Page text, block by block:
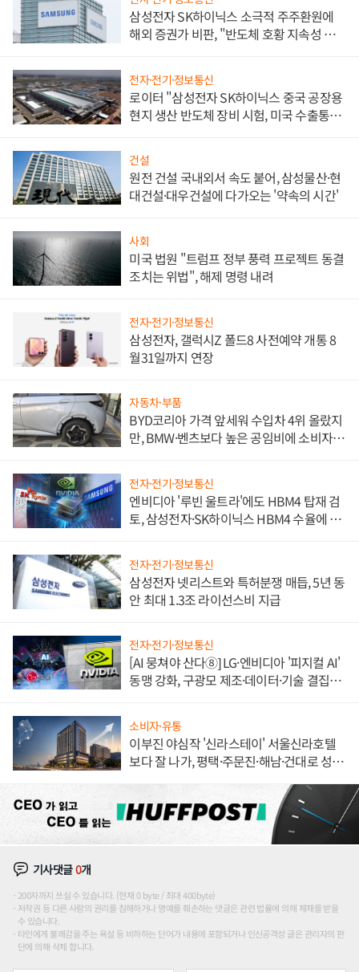
삼성전자 SK하이닉스 소극적 주주환원에
해외 증권가 비판, "반도체 호황 지속성 의
전자·전기·정보통신
로이터 "삼성전자 SK하이닉스 중국 공장용
현지 생산 반도체 장비 시험, 미국 수출통제
건설
원전 건설 국내외서 속도 붙어, 삼성물산·현
대건설·대우건설에 다가오는 '약속의 시간'
사회
미국 법원 "트럼프 정부 풍력 프로젝트 동결
조치는 위법", 해제 명령 내려
전자·전기·정보통신
삼성전자, 갤럭시Z 폴드8 사전예약 개통 8
월31일까지 연장
자동차·부품
BYD코리아 가격 앞세워 수입차 4위 올랐지
만, BMW·벤츠보다 높은 공임비에 소비자
전자·전기·정보통신
엔비디아 '루빈 울트라'에도 HBM4 탑재 검
토, 삼성전자·SK하이닉스 HBM4 수율에 주
전자·전기·정보통신
삼성전자 넷리스트와 특허분쟁 매듭, 5년 동
안 최대 1.3조 라이선스비 지급
전자·전기·정보통신
[AI 뭉쳐야 산다⑧] LG·엔비디아 '피지컬 AI'
동맹 강화, 구광모 제조·데이터·기술 결집
소비자·유통
이부진 야심작 '신라스테이' 서울신라호텔
보다 잘 나가, 평택·주문진·해남·건대로 성
기사댓글0개
200자까지 쓰실 수 있습니다. (현재 0 byte / 최대 400byte)
저작권 등 다른 사람의 권리를 침해하거나 명예를 훼손하는 댓글은 관련 법률에 의해 제재를 받을
수 있습니다.
타인에게 불쾌감을 주는 욕설 등 비하하는 단어가 내용에 포함되거나 인신공격성 글은 관리자의 판
단에 의해 삭제 합니다.